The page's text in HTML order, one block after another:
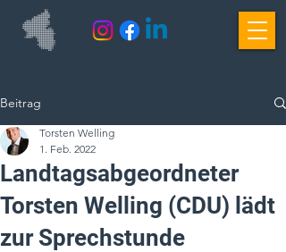
Beitrag
Landtagsabgeordneter
Torsten Welling (CDU) lädt
zur Sprechstunde
Torsten Welling
1. Feb. 2022